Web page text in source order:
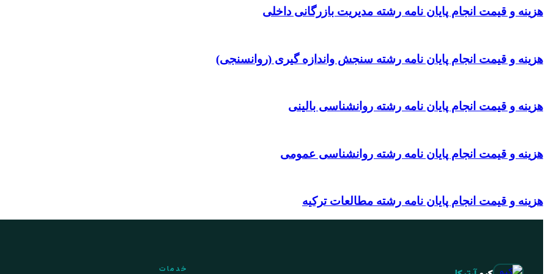
هزینه و قیمت انجام پایان نامه رشته مدیریت بازرگانی داخلی
هزینه و قیمت انجام پایان نامه رشته سنجش واندازه گیری (روانسنجی)
هزینه و قیمت انجام پایان نامه رشته روانشناسی بالینی
هزینه و قیمت انجام پایان نامه رشته روانشناسی عمومی
هزینه و قیمت انجام پایان نامه رشته مطالعات ترکیه
خدمات